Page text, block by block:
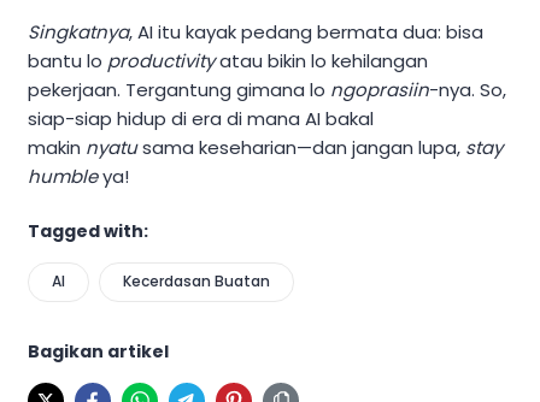
Singkatnya, AI itu kayak pedang bermata dua: bisa
bantu lo productivityatau bikin lo kehilangan
pekerjaan. Tergantung gimana lo ngoprasiin-nya. So,
siap-siap hidup di era di mana AI bakal
makin nyatusama keseharian—dan jangan lupa, stay
humbleya!
Tagged with:
AI Kecerdasan Buatan
Bagikan artikel